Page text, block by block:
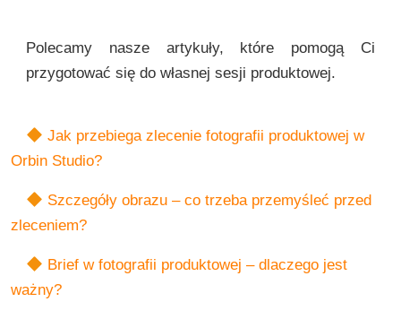
Polecamy nasze artykuły, które pomogą Ci
przygotować się do własnej sesji produktowej.
Jak przebiega zlecenie fotografii produktowej w
Orbin Studio?
Szczegóły obrazu – co trzeba przemyśleć przed
zleceniem?
Brief w fotografii produktowej – dlaczego jest
ważny?